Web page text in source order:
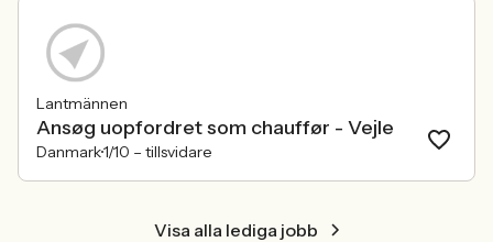
Lantmännen
Ansøg uopfordret som chauffør - Vejle
Danmark1/10 – tillsvidare
Visa alla lediga jobb